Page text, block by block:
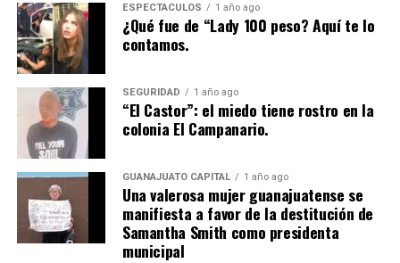
ESPECTÁCULOS 1 año ago
¿Qué fue de “Lady 100 peso? Aquí te lo
contamos.
SEGURIDAD 1 año ago
“El Castor”: el miedo tiene rostro en la
colonia El Campanario.
GUANAJUATO CAPITAL 1 año ago
Una valerosa mujer guanajuatense se
manifiesta a favor de la destitución de
Samantha Smith como presidenta
municipal